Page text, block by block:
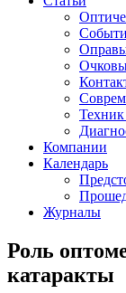
Компании
Календарь
Журналы
Роль
катаракты